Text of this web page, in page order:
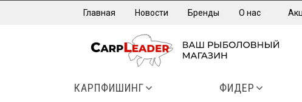
Главная Новости Бренды О нас
КАРПФИШИНГ ФИДЕР